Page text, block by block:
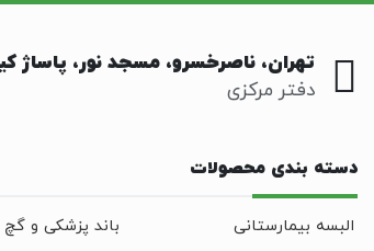
تهران، ناصرخسرو، مسجد نور، پاساژ
دفتر مرکزی
دسته بندی محصولات
البسه بیمارستانی باند پزشکی و گچ